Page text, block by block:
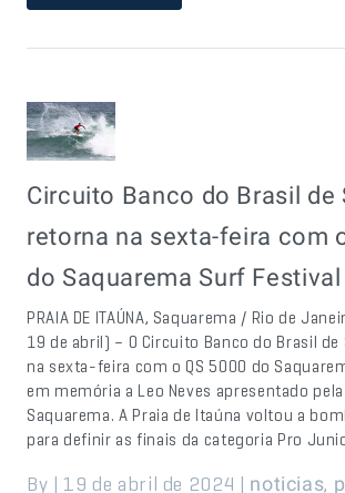
Circuito Banco do Brasil de
retorna na sexta-feira com
do Saquarema Surf Festival
PRAIA DE ITAÚNA, Saquarema / Rio de
19 de abril) – O Circuito Banco do Brasil
na sexta-feira com o QS 5000 do
em memória a Leo Neves apresentado
Saquarema. A Praia de Itaúna voltou a
para definir as finais da categoria Pro
By | 19 de abril de 2024 | noticias,